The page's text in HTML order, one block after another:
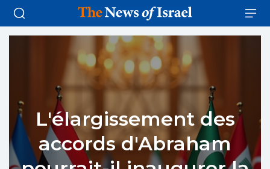
L'élargissement des
accords d'Abraham